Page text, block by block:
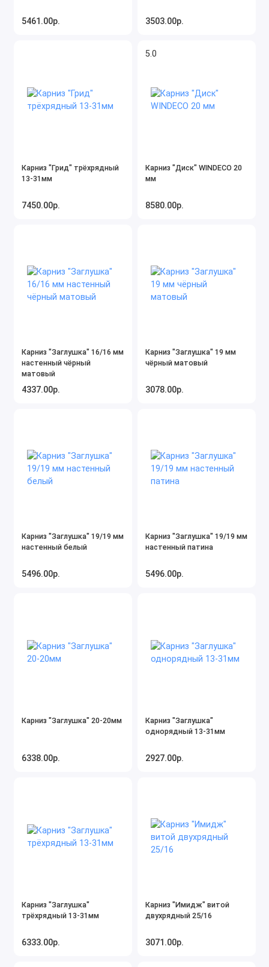
5461.00р. 3503.00р.
Карниз "Грид" трёхрядный
13-31мм
7450.00р.
5.0
Карниз "Диск" WINDECO 20
мм
8580.00р.
Карниз "Заглушка" 16/16 мм
настенный чёрный
матовый
4337.00р.
Карниз "Заглушка" 19 мм
чёрный матовый
3078.00р.
Карниз "Заглушка" 19/19 мм
настенный белый
5496.00р.
Карниз "Заглушка" 19/19 мм
настенный патина
5496.00р.
Карниз "Заглушка" 20-20мм
6338.00р.
Карниз "Заглушка"
однорядный 13-31мм
2927.00р.
Карниз "Заглушка"
трёхрядный 13-31мм
6333.00р.
Карниз "Имидж" витой
двухрядный 25/16
3071.00р.